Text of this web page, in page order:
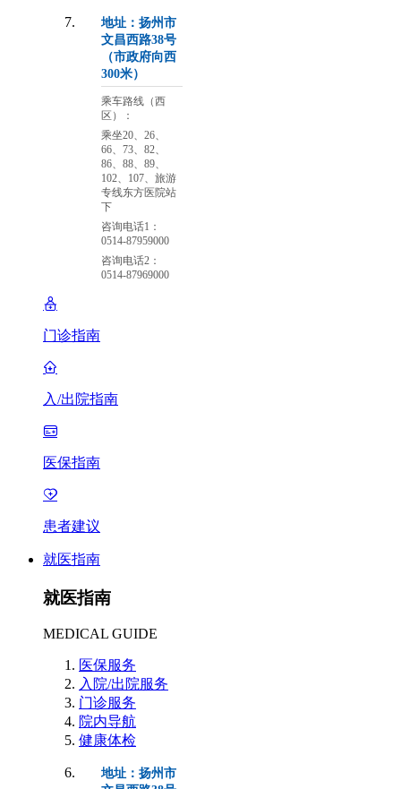
地址：扬州市
文昌西路38号
（市政府向西
300米）
乘车路线（西
区）：
乘坐20、26、
66、73、82、
86、88、89、
102、107、旅游
专线东方医院站
下
咨询电话1：
0514-87959000
咨询电话2：
0514-87969000
门诊指南
入/出院指南
医保指南
患者建议
就医指南
就医指南
MEDICAL GUIDE
医保服务
入院/出院服务
门诊服务
院内导航
健康体检
地址：扬州市